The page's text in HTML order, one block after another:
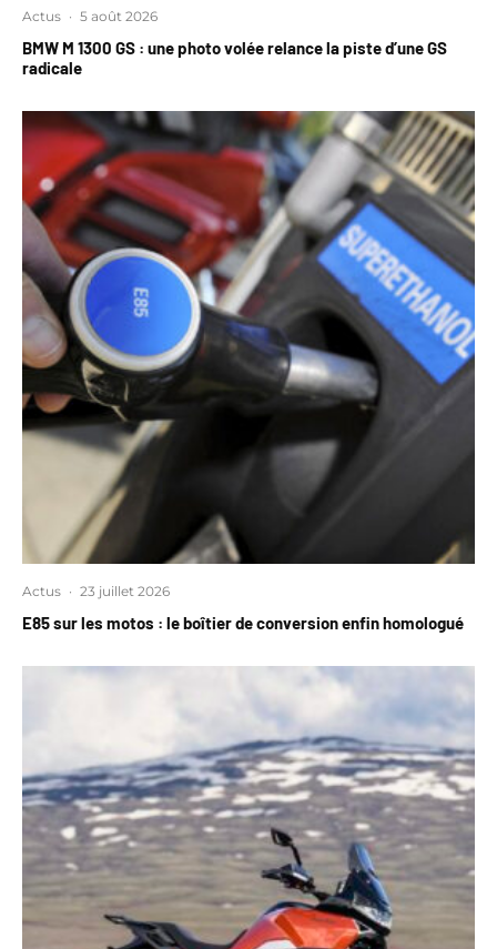
Actus · 5 août 2026
BMW M 1300 GS : une photo volée relance la piste d’une GS
radicale
Actus · 23 juillet 2026
E85 sur les motos : le boîtier de conversion enfin homologué